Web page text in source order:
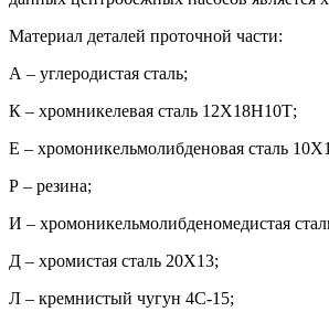
Материал деталей проточной части:
А – углеродистая сталь;
К – хромникелевая сталь 12Х18Н10Т;
Е – хромоникельмолибденовая сталь
Р – резина;
И – хромоникельмолибденомедистая
Д – хромистая сталь 20Х13;
Л – кремнистый чугун 4С-15;